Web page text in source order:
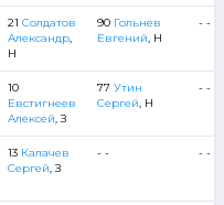
21 Солдатов
Александр,
Н
90 Гольнев
Евгений, Н
- - -
10
Евстигнеев
Алексей, З
77 Утин
Сергей, Н
- - -
13 Калачев
Сергей, З
- - - - -